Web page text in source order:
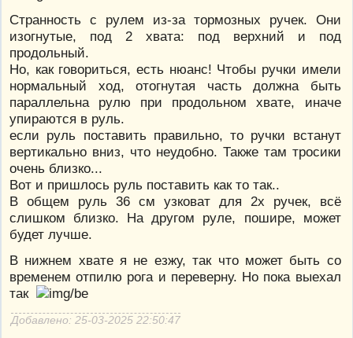
Странность с рулем из-за тормозных ручек. Они
изогнутые, под 2 хвата: под верхний и под
продольный.
Но, как говориться, есть нюанс! Чтобы ручки имели
нормальный ход, отогнутая часть должна быть
параллельна рулю при продольном хвате, иначе
упираются в руль.
если руль поставить правильно, то ручки встанут
вертикально вниз, что неудобно. Также там тросики
очень близко...
Вот и пришлось руль поставить как то так..
В общем руль 36 см узковат для 2х ручек, всё
слишком близко. На другом руле, пошире, может
будет лучше.
В нижнем хвате я не езжу, так что может быть со
временем отпилю рога и переверну. Но пока выехал
так
Добавлено: 25-03-2025 22:50:47